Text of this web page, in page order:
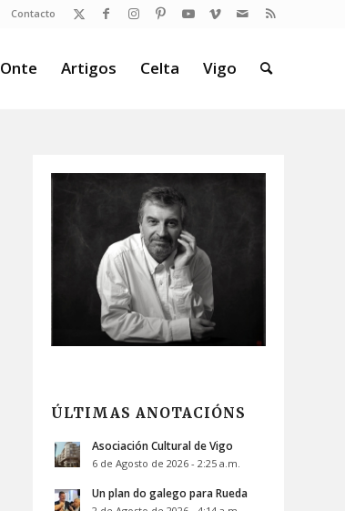
Contacto
Onte Artigos Celta Vigo
ÚLTIMAS ANOTACIÓNS
Asociación Cultural de Vigo
6 de Agosto de 2026 - 2:25 a.m.
Un plan do galego para Rueda